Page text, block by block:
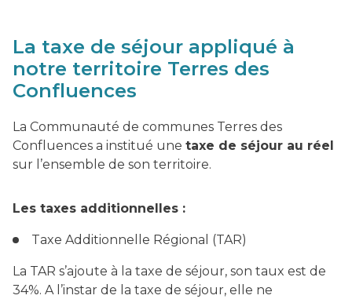
La taxe de séjour appliqué à
notre territoire Terres des
Confluences
La Communauté de communes Terres des
Confluences a institué une taxe de séjour au réel
sur l’ensemble de son territoire.
Les taxes additionnelles :
Taxe Additionnelle Régional (TAR)
La TAR s’ajoute à la taxe de séjour, son taux est de
34%. A l’instar de la taxe de séjour, elle ne